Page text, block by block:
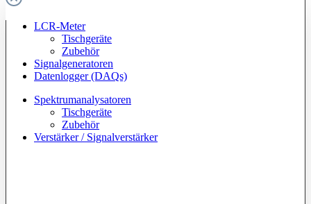
LCR-Meter
Tischgeräte
Zubehör
Signalgeneratoren
Datenlogger (DAQs)
Spektrumanalysatoren
Tischgeräte
Zubehör
Verstärker / Signalverstärker